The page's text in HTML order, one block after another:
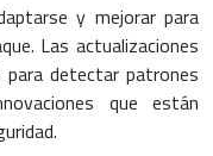
y mejorar para
Las actualizaciones
detectar patrones
que están